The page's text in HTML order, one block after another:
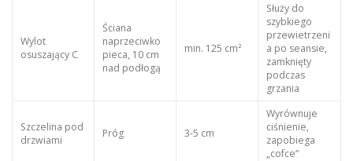
Wylot
osuszający C
Ściana
naprzeciwko
pieca, 10 cm
nad podłogą
min. 125 cm²
Służy do
szybkiego
przewietrzeni
a po seansie,
zamknięty
podczas
grzania
Szczelina pod
drzwiami
Próg 3-5 cm
Wyrównuje
ciśnienie,
zapobiega
„cofce”